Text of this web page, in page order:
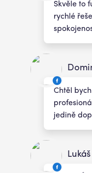
Skvěle to
rychlé
Chtěl
jedině
Lukáš